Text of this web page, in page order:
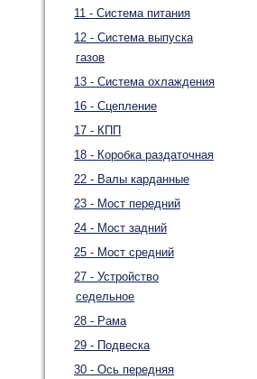
11 - Система питания
12 - Система выпуска
газов
13 - Система охлаждения
16 - Сцепление
17 - КПП
18 - Коробка раздаточная
22 - Валы карданные
23 - Мост передний
24 - Мост задний
25 - Мост средний
27 - Устройство
седельное
28 - Рама
29 - Подвеска
30 - Ось передняя